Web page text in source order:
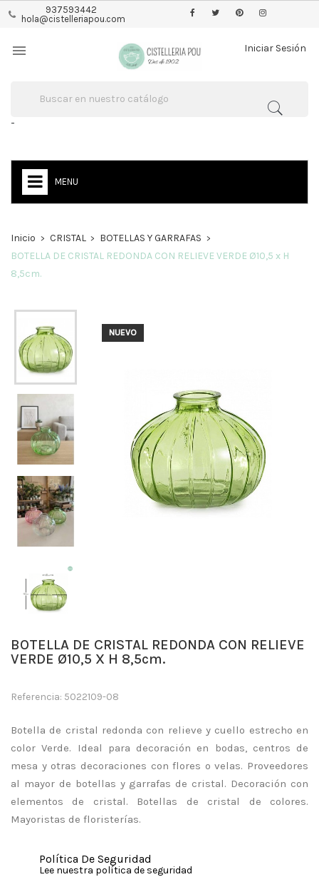
937593442
hola@cistelleriapou.com
Iniciar Sesión

-
MENU
Inicio CRISTAL
BOTELLAS Y GARRAFAS
BOTELLA DE CRISTAL REDONDA CON RELIEVE VERDE Ø10,5 x H
8,5cm.
NUEVO
BOTELLA DE CRISTAL REDONDA CON RELIEVE
VERDE Ø10,5 X H 8,5cm.
Referencia: 5022109-08
Botella de cristal redonda con relieve y cuello estrecho en
color Verde. Ideal para decoración en bodas, centros de
mesa y otras decoraciones con flores o velas. Proveedores
al mayor de botellas y garrafas de cristal. Decoración con
elementos de cristal. Botellas de cristal de colores.
Mayoristas de floristerías.
Política De Seguridad
Lee nuestra política de seguridad